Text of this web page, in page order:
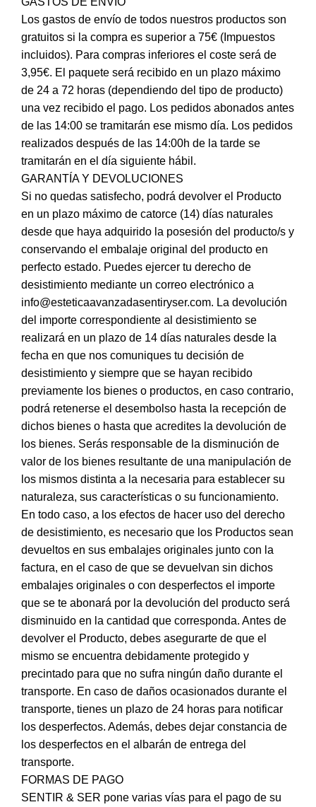
Los gastos de envío de todos nuestros productos son
gratuitos si la compra es superior a 75€ (Impuestos
incluidos). Para compras inferiores el coste será de
3,95€. El paquete será recibido en un plazo máximo
de 24 a 72 horas (dependiendo del tipo de producto)
una vez recibido el pago. Los pedidos abonados antes
de las 14:00 se tramitarán ese mismo día. Los pedidos
realizados después de las 14:00h de la tarde se
tramitarán en el día siguiente hábil.
GARANTÍA Y DEVOLUCIONES
Si no quedas satisfecho, podrá devolver el Producto
en un plazo máximo de catorce (14) días naturales
desde que haya adquirido la posesión del producto/s y
conservando el embalaje original del producto en
perfecto estado. Puedes ejercer tu derecho de
desistimiento mediante un correo electrónico a
info@esteticaavanzadasentiryser.com. La devolución
del importe correspondiente al desistimiento se
realizará en un plazo de 14 días naturales desde la
fecha en que nos comuniques tu decisión de
desistimiento y siempre que se hayan recibido
previamente los bienes o productos, en caso contrario,
podrá retenerse el desembolso hasta la recepción de
dichos bienes o hasta que acredites la devolución de
los bienes. Serás responsable de la disminución de
valor de los bienes resultante de una manipulación de
los mismos distinta a la necesaria para establecer su
naturaleza, sus características o su funcionamiento.
En todo caso, a los efectos de hacer uso del derecho
de desistimiento, es necesario que los Productos sean
devueltos en sus embalajes originales junto con la
factura, en el caso de que se devuelvan sin dichos
embalajes originales o con desperfectos el importe
que se te abonará por la devolución del producto será
disminuido en la cantidad que corresponda. Antes de
devolver el Producto, debes asegurarte de que el
mismo se encuentra debidamente protegido y
precintado para que no sufra ningún daño durante el
transporte. En caso de daños ocasionados durante el
transporte, tienes un plazo de 24 horas para notificar
los desperfectos. Además, debes dejar constancia de
los desperfectos en el albarán de entrega del
transporte.
FORMAS DE PAGO
SENTIR & SER pone varias vías para el pago de su